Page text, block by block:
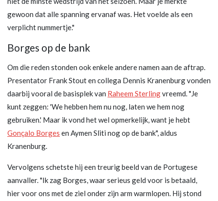
gewoon dat alle spanning ervanaf was. Het voelde als een
verplicht nummertje."
Borges op de bank
Om die reden stonden ook enkele andere namen aan de aftrap.
Presentator Frank Stout en collega Dennis Kranenburg vonden
daarbij vooral de basisplek van Raheem Sterlingvreemd. "Je
kunt zeggen: 'We hebben hem nu nog, laten we hem nog
gebruiken.' Maar ik vond het wel opmerkelijk, want je hebt
Gonçalo Borges en Aymen Sliti nog op de bank", aldus
Kranenburg.
Vervolgens schetste hij een treurig beeld van de Portugese
aanvaller. "Ik zag Borges, waar serieus geld voor is betaald,
hier voor ons met de ziel onder zijn arm warmlopen. Hij stond